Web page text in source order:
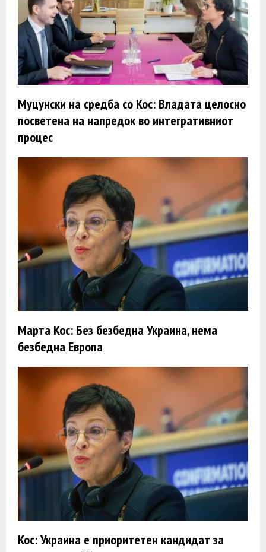
Муцунски на средба со Кос: Владата целосно
посветена на напредок во интегративниот
процес
Марта Кос: Без безбедна Украина, нема
безбедна Европа
Кос: Украина е приоритетен кандидат за